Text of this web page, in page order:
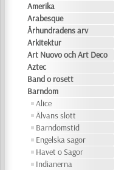
Amerika
Arabesque
Århundradens arv
Arkitektur
Art Nuovo och Art Deco
Aztec
Band o rosett
Barndom
Alice
Älvans slott
Barndomstid
Engelska sagor
Havet o Sagor
Indianerna